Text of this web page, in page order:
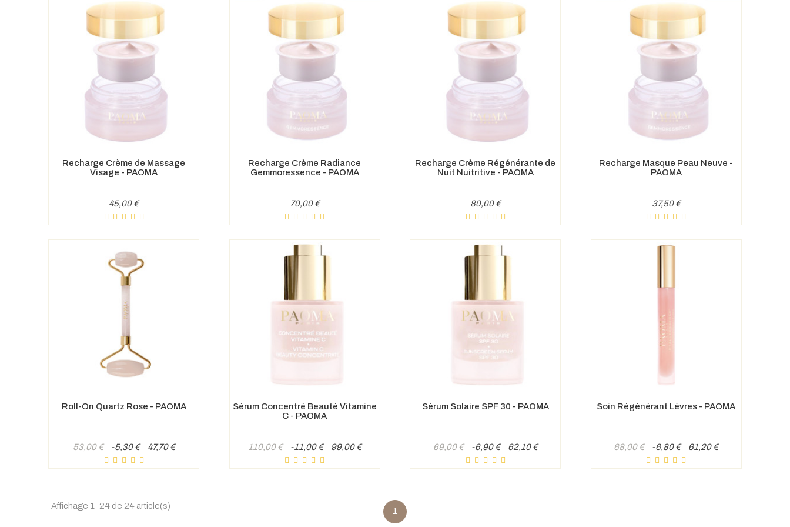
Recharge Crème de Massage
Visage - PAOMA
Prix
45,00 €
Recharge Crème Radiance
Gemmoressence - PAOMA
Prix
70,00 €
Recharge Crème Régénérante de
Nuit Nuitritive - PAOMA
Prix
80,00 €
Recharge Masque Peau Neuve -
PAOMA
Prix
37,50 €
Roll-On Quartz Rose - PAOMA
Prix
53,00 € -5,30 € Prix
47,70 €
Sérum Concentré Beauté Vitamine
C - PAOMA
Prix
110,00 € -11,00 € Prix
99,00 €
Sérum Solaire SPF 30 - PAOMA
Prix
69,00 € -6,90 € Prix
62,10 €
Soin Régénérant Lèvres - PAOMA
Prix
68,00 € -6,80 € Prix
61,20 €
Affichage 1-24 de 24 article(s)
1